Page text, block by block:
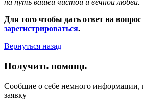
на путь вашей чистой и вечной любви.
Для того чтобы дать ответ на
зарегистрироваться.
Вернуться назад
Получить помощь
Сообщие о себе немного информации,
заявку